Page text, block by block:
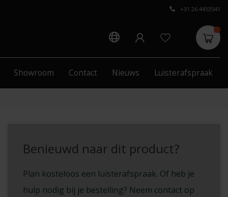
+31 26 4453541
Showroom Contact Nieuws Luisterafspraak
Benieuwd naar dit product?
Plan kosteloos een luisterafspraak. Of heb je
hulp nodig bij je bestelling? Neem contact op